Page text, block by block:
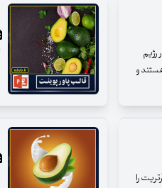
رژیم
و
را